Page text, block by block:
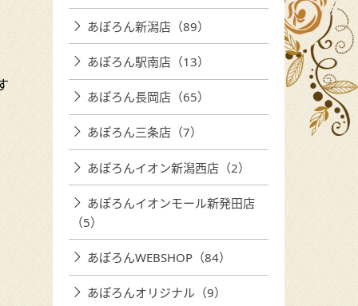
あぽろん新潟店（89）
あぽろん駅南店（13）
あぽろん長岡店（65）
あぽろん三条店（7）
あぽろんイオン新潟西店（2）
あぽろんイオンモール新発田店
（5）
あぽろんWEBSHOP（84）
あぽろんオリジナル（9）